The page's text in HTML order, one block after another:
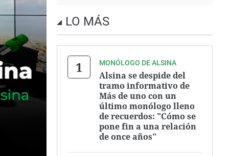
LO MÁS
MONÓLOGO DE ALSINA
Alsina se despide del
tramo informativo de
Más de uno con un
último monólogo lleno
de recuerdos: "Cómo se
pone fin a una relación
de once años"